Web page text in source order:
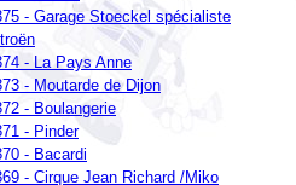
- Garage Stoeckel spécialiste
- La Pays Anne
- Moutarde de Dijon
- Boulangerie
- Pinder
- Bacardi
- Cirque Jean Richard /Miko